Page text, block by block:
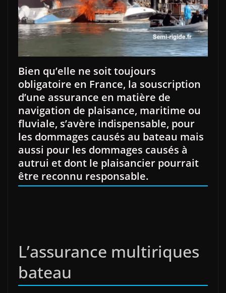
Bien qu’elle ne soit toujours
obligatoire en France, la souscription
d’une assurance en matière de
navigation de plaisance, maritime ou
fluviale, s’avère indispensable, pour
les dommages causés au bateau mais
aussi pour les dommages causés à
autrui et dont le plaisancier pourrait
être reconnu responsable.
L’assurance multiriques
bateau